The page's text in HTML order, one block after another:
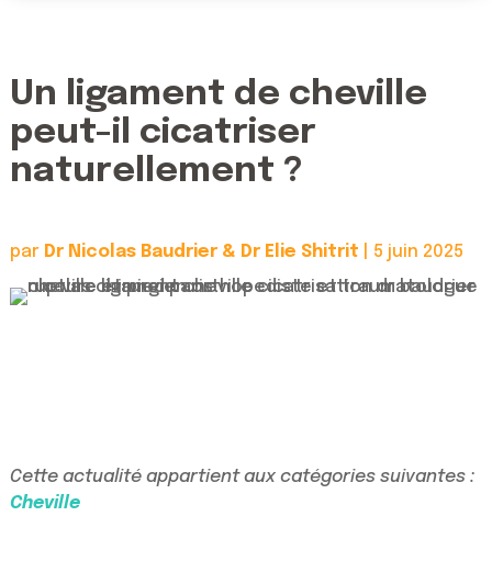
Un ligament de cheville
peut-il cicatriser
naturellement ?
par Dr Nicolas Baudrier & Dr Elie Shitrit 5 juin 2025
Cette actualité appartient aux catégories suivantes :
Cheville